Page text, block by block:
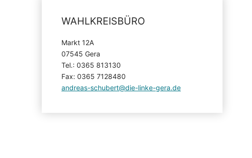
WAHLKREISBÜRO
Markt 12A
07545 Gera
Tel.: 0365 813130
Fax: 0365 7128480
andreas-schubert@die-linke-gera.de